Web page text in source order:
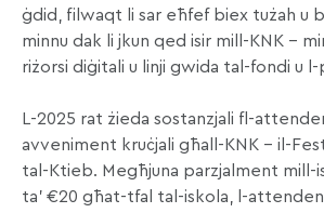
ġdid, filwaqt li sar eħfef biex tużah u
minnu dak li jkun qed isir mill-KNK –
riżorsi diġitali u linji gwida tal-fondi u l-
L-2025 rat żieda sostanzjali fl-
avveniment kruċjali għall-KNK – il-
tal-Ktieb. Megħjuna parzjalment mill-
ta’ €20 għat-tfal tal-iskola, l-